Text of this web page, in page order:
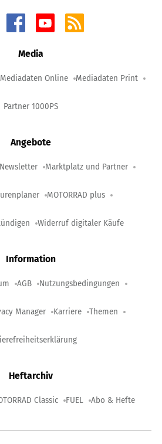
Media
Mediadaten Online Mediadaten Print
Partner 1000PS
Angebote
Marktplatz und Partner
MOTORRAD plus
Widerruf digitaler Käufe
Information
AGB Nutzungsbedingungen
Manager Karriere Themen
Heftarchiv
Classic FUEL Abo & Hefte